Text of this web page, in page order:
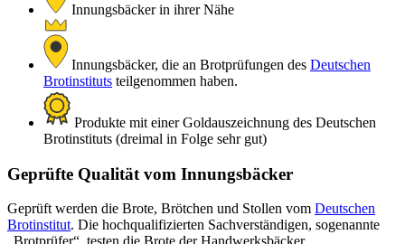
Innungsbäcker in ihrer Nähe
Innungsbäcker, die an Brotprüfungen des Deutschen
Brotinstituts teilgenommen haben.
Produkte mit einer Goldauszeichnung des Deutschen
Brotinstituts (dreimal in Folge sehr gut)
Geprüfte Qualität vom Innungsbäcker
Geprüft werden die Brote, Brötchen und Stollen vom Deutschen
Brotinstitut. Die hochqualifizierten Sachverständigen, sogenannte